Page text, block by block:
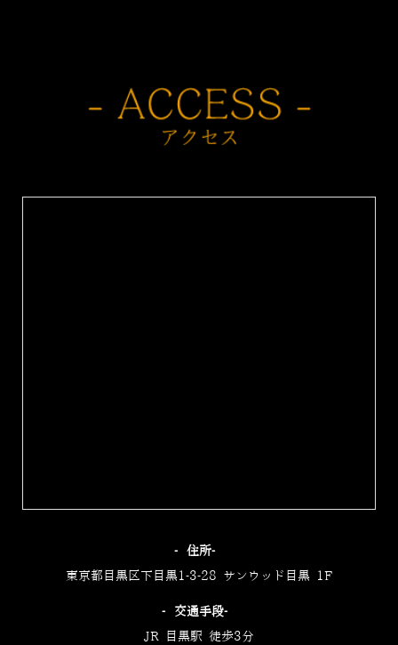
‐住所‐
東京都目黒区下目黒1-3-28 サンウッド目黒 1F
‐交通手段‐
JR 目黒駅 徒歩3分